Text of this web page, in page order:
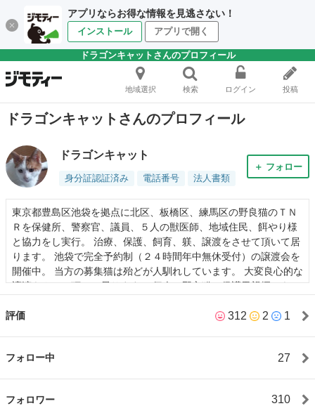
アプリならお得な情報を見逃さない！
インストール アプリで開く
ドラゴンキャットさんのプロフィール
地域選択 検索 ログイン 投稿
ドラゴンキャットさんのプロフィール
ドラゴンキャット
身分証認証済み 電話番号 法人書類
＋ フォロー
東京都豊島区池袋を拠点に北区、板橋区、練馬区の野良猫のＴＮ
Ｒを保健所、警察官、議員、５人の獣医師、地域住民、餌やり様
と協力をし実行。 治療、保護、飼育、躾、譲渡をさせて頂いて居
ります。 池袋で完全予約制（２４時間年中無休受付）の譲渡会を
開催中。 当方の募集猫は殆どが人馴れしています。 大変良心的な
譲渡をさせて頂いて居ります。 個人で野良猫の保護里親探しをし
の寄付に使用させて頂きます。 １匹でも多くの尊い命を救う為、
ます。 尚、携帯を持って居ないので、外出中は一切の連絡が取れ
評価 312 2 1
フォロー中 27
フォロワー 310